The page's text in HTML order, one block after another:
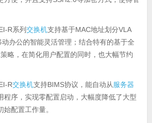
R系列交换机支持基于MAC地址划分VLA
办公的智能灵活管理；结合特有的基于全
略，在简化用户配置的同时，也大幅节约
R交换机支持BIMS协议，能自动从服务器
程序，实现零配置启动，大幅度降低了大型
配置工作量。